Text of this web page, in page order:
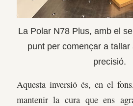
La Polar N78 Plus, amb el
punt per començar a
precisió.
Aquesta inversió és, en el
mantenir la cura que ens